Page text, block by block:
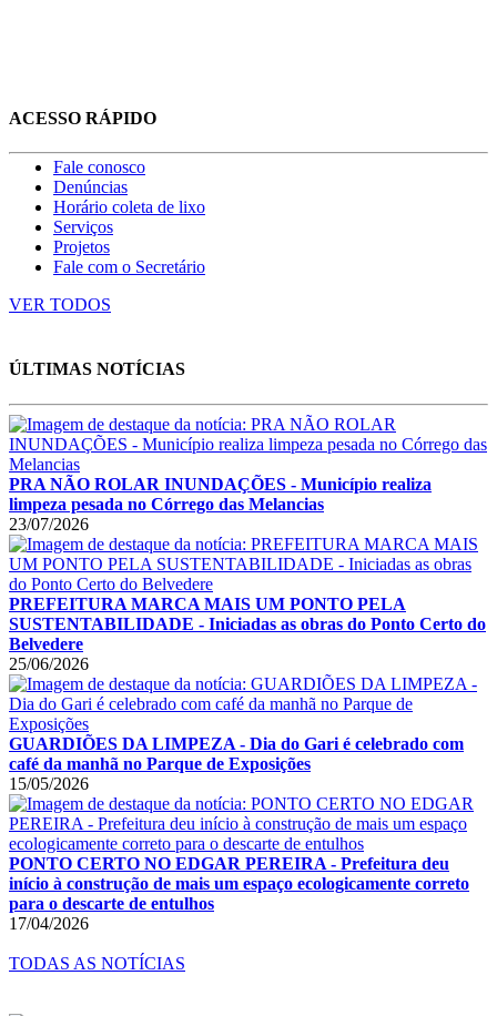
ACESSO RÁPIDO
Fale conosco
Denúncias
Horário coleta de lixo
Serviços
Projetos
Fale com o Secretário
VER TODOS
ÚLTIMAS NOTÍCIAS
PRA NÃO ROLAR INUNDAÇÕES - Município realiza
limpeza pesada no Córrego das Melancias
23/07/2026
PREFEITURA MARCA MAIS UM PONTO PELA
SUSTENTABILIDADE - Iniciadas as obras do Ponto Certo do
Belvedere
25/06/2026
GUARDIÕES DA LIMPEZA - Dia do Gari é celebrado com
café da manhã no Parque de Exposições
15/05/2026
PONTO CERTO NO EDGAR PEREIRA - Prefeitura deu
início à construção de mais um espaço ecologicamente correto
para o descarte de entulhos
17/04/2026
TODAS AS NOTÍCIAS